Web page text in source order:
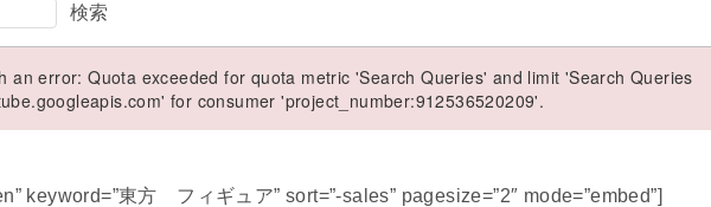
検索
an error: Quota exceeded for quota metric 'Search Queries' and limit 'Search Queries
for consumer 'project_number:912536520209'.
keyword=”東方 フィギュア” sort=”-sales” pagesize=”2″ mode=”embed”]